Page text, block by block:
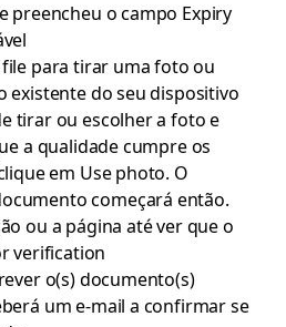
preencheu o campo Expiry
para tirar uma foto ou
existente do seu dispositivo
tirar ou escolher a foto e
a qualidade cumpre os
em Use photo. O
começará então.
ou a página até ver que o
verification
o(s) documento(s)
um e-mail a confirmar se